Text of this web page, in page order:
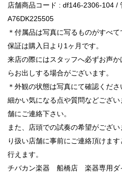
店舗商品コード : df146-2306-104 /
A76DK225505
＊付属品は写真に写るものがすべて
保証は購入日より1ヶ月です。
来店の際にはスタッフへ必ずお声
らお出しする場合がございます。
＊外観の状態は写真にて確認くださ
細かい気になる点や質問などござ
舗にご連絡下さい。
また、店頭での試奏の希望がござ
り扱い店舗に事前にご連絡頂けま
行えます。
チバカン楽器 船橋店 楽器専用ダ